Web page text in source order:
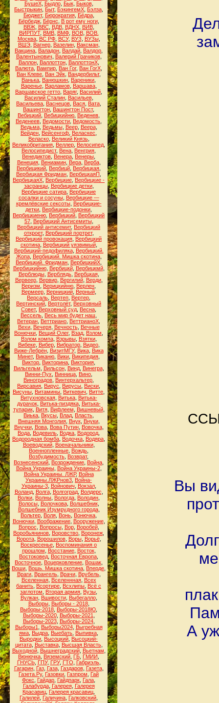
БушеХ, Быдло, Бык, Быков,
Быстрыкин Быт, БэкингемХ Бэлза
Бюджет, Бюрократия, Бёдра,
Бёрбедж, Бёрнс В рот ему ноги,
ВВЖ, ВВС, ВДВ, ВДНХ, ВИВ,
ВИРПУТ, ВМВ, ВМФ, ВОВ, ВОВ.
Москва, ВС РФ, ВСУ, ВУЗ ВУЗы,
ВШЭ, Вагнер, Вазелин, Ваксман,
Вакцина Валадон Валдай Валдор
Валентынович
Валерий Грачиков,
Валлон, Валлоттон, ВаллоттонХ,
Валюта Вампир Ван Гог, Ван ГогХ
Ван Клеве Ван Эйк Вандербильт,
Ванька Ванюшкин Вареники
Варенье, Варламов, Варшава,
Варшавское гетто Варяг, Василий
Василий Сталин, Васильев,
Васильева Васнецов Вася Вата
Вашингтон Вашингтон Пост,
Вебицкий Вебицкийню Веденев
Веденеев Ведомости Ведомость
Ведьма, Ведьмы, Веер, Веера,
Вейден Вейсенгоф Веласкес
Веласко, Великий Князь,
Великобритания Веллер Велосипед
Велосипедист, Вена Венгрия
Венедиктов Венера Венеры
Венеция, Вениамин, Вера, Верба,
Вербицикий Вербицй Вербицкая
Вербицкая Фридман ВербицкаяП
ВербицкаяХ Вербицкие Вербицкие -
засранцы, Вербицкие детки,
Вербицкие сатира Вербицкие
сосалки и сосуны, Вербицкие —
кремлёвские сексоты, Вербицкие-
детки Вербицкие-подонки
Вербицкиеню Вербицкий Вербицкий
57, Вербицкий Антисемиты,
Вербицкий антисемит, Вербицкий
откроет, Вербицкий портрет,
Вербицкий провокация Вербицкий
скотина, Вербицкий уязвимый,
Вербицкий-педофиляка, Вербицкий.
Жопа, Вербицкий. Мишка скотина,
Вербицкий. Фридман ВербицкийХ
Вербицкийню, Вербицкй, Вербицкмй,
Верблюды, Верблядь, Вербцкая,
Вервеер, Вервир, Вергилий, Верди,
Веризм
Верицкийню Верлен
Вермеер, Верницкий, Верный,
Версаль Вертеп Вертер
Вертинский Вертолёт, Верховный
Совет, Верховный суд Весна
Вессель Весь мир будет наш
Ветеран Веттриано ВеттрианоХ
Вехи, Вечеря, Вечность, Вечные
Вонючки Вещий Олег, Взад Взлом
Взлом компа, Взрывы, Взятки,
Вибеке, Вибер, Вибратор, Видео,
Виже-Лебрён, ВизитМГУ, Вика, Вика
Минет, Виканю Вики Википедия
Виктор Викторина Виктория
Вильгельм
Вильсон, Винд, Винегра,
Винни-Пух
Винница Вино
Виноградов Винтерхальтер
Вирсавия Вирус Вирусы Виски
Висуны Витамины Виткевич Витте
Витухновская, Витька, Витька-
дурачок, Витька-пиздяка, Витька-
тупарик, Витя, Вифлеем Вишневый,
Виька Вкусы Влад Власть
Внешняя Монголия, Внук, Внуки,
Внучки, Вова, Вова Путин, Вовочка,
Вода Водевиль Водка Водород
Водородная бомба Водочка Водяра
Воеводский, Военачальники,
Военнопленные Вождь
Возбудимость Возврат,
Вознесенский Возрождение Война
Война Украины, Война Украины-2,
Война Украины. ЛЖР, Война
Украины.ЛЖРнов3 Война-
Украины-3, Войнович Вокзал,
Воланд, Волга, Волгоград, Волдерс
Волки Волны Вологда Володин
Волосы, Волочкова, Волшебник,
Волшебник Изумрудного города,
Вольтер Воля Вонь Вонючка
Вонючки, Воображение, Вооружение,
Вопрос
Вопросы, Вор, Воробей,
Воробьянинов Воровство Воронеж
Ворота, Ворошилов, Воры, Ворьё,
Воскресенье Воспоминания о
прошлом
Восстание, Восток,
Востоковед Восточная Европа
Восточное Воцерковление Вошак
Воши Вошь. Мишка скотина Вперде
Враги, Врангель, Врачи, Врубель,
Вселенная, Вселеннная, Всех
банить Всортире Всхлипы Всё с
заглотом
Вторая армия Вузы
Вулкан, Вшивости, Выбегалло,
Выборы, Выборы - 2018,
Выборы-2018 Выборы-2018Ю
Выборы-2020, Выборы-2021
Выборы-2023, Выборы-2024,
Выборы1
Выборы2024, Выгребная
яма Выдра Выебать Выпивка
Выродки Высоцкий Высоцкий-
цитата, Выставка, Высшая Власть,
Выходной, Вышнеградский, Вьетнам
Вюнючка Вяземский ГБ ГМИИ
ГНУСЬ, ГПУ, ГРУ, ГТО Габриэль,
Гагарин, Газ, Газа, Газдаров, Газета,
Газета.Ру, Газовки Газпром
Гай
Фокс
Гайдар Гайдпарк Гала
Галабурда, Галерея, Галерея
Красавиц Галерея красавиц
Галилей Галичина Галковский
Вы
А